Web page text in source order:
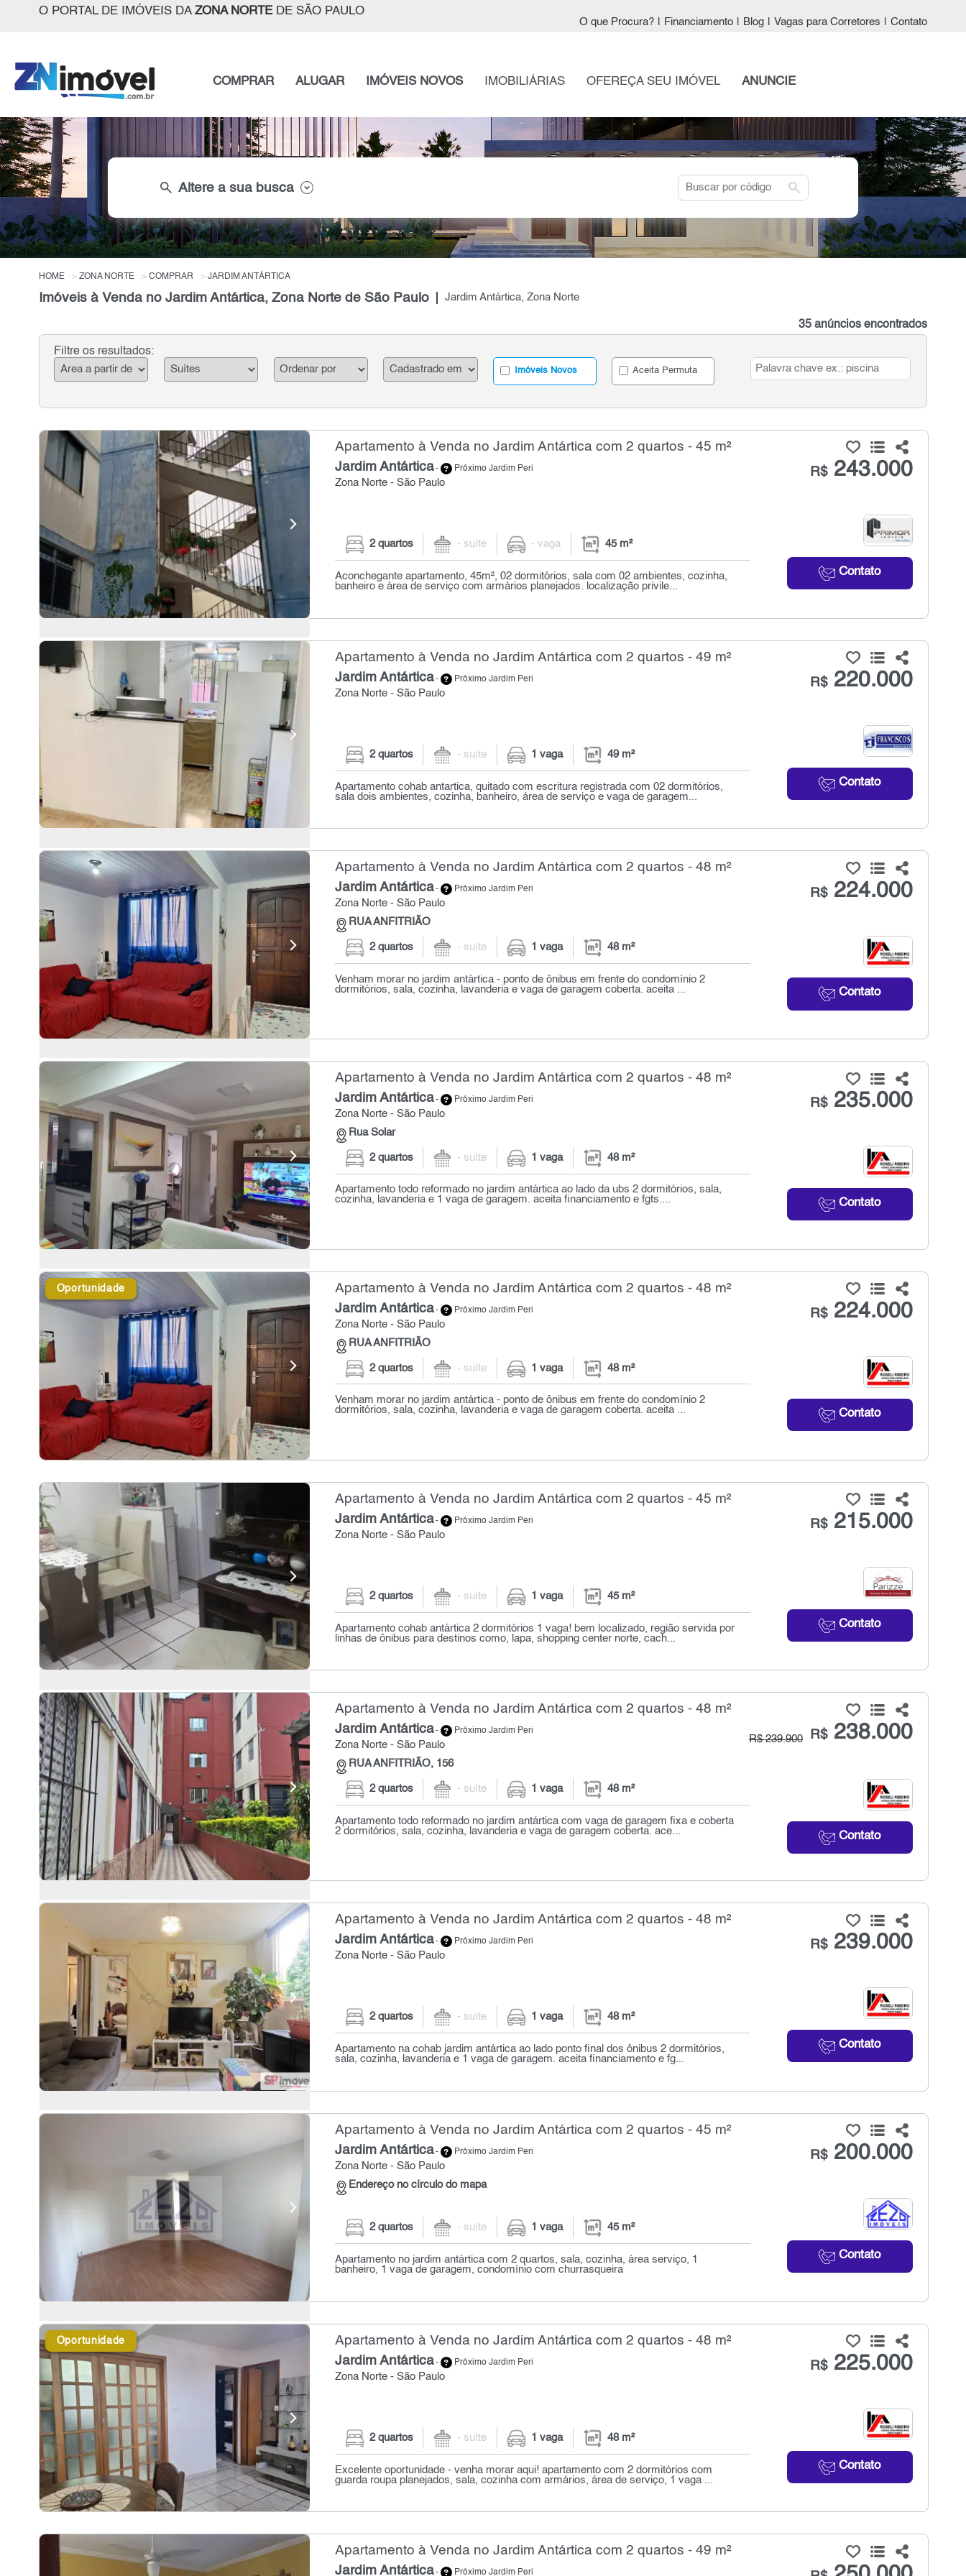
O PORTAL DE IMÓVEIS DA ZONA NORTEDE SÃO PAULO
O que Procura? Financiamento Blog Vagas para Corretores Contato
COMPRAR ALUGAR IMÓVEIS NOVOS IMOBILIÁRIAS OFEREÇA SEU IMÓVEL ANUNCIE
search Altere a sua busca search
HOME ZONA NORTE COMPRAR JARDIM ANTÁRTICA
Imóveis à Venda no Jardim Antártica, Zona Norte de São Paulo Jardim Antártica, Zona Norte
35 anúncios encontrados
Filtre os resultados:
Imóveis Novos Aceita Permuta
Apartamento à Venda no Jardim Antártica com 2 quartos - 45 m²
Jardim Antártica- Próximo Jardim Peri
Zona Norte - São Paulo
R$243.000
Contato
2 quartos - suíte - vaga 45 m²
Aconchegante apartamento, 45m², 02 dormitórios, sala com 02 ambientes, cozinha,
banheiro e área de serviço com armários planejados. localização privile...
Apartamento à Venda no Jardim Antártica com 2 quartos - 49 m²
Jardim Antártica- Próximo Jardim Peri
Zona Norte - São Paulo
R$220.000
Contato
2 quartos - suíte 1 vaga 49 m²
Apartamento cohab antartica, quitado com escritura registrada com 02 dormitórios,
sala dois ambientes, cozinha, banheiro, área de serviço e vaga de garagem...
Apartamento à Venda no Jardim Antártica com 2 quartos - 48 m²
Jardim Antártica- Próximo Jardim Peri
Zona Norte - São Paulo
RUA ANFITRIÃO
R$224.000
Contato
2 quartos - suíte 1 vaga 48 m²
Venham morar no jardim antártica - ponto de ônibus em frente do condomínio 2
dormitórios, sala, cozinha, lavanderia e vaga de garagem coberta. aceita ...
Apartamento à Venda no Jardim Antártica com 2 quartos - 48 m²
Jardim Antártica- Próximo Jardim Peri
Zona Norte - São Paulo
Rua Solar
R$235.000
Contato
2 quartos - suíte 1 vaga 48 m²
Apartamento todo reformado no jardim antártica ao lado da ubs 2 dormitórios, sala,
cozinha, lavanderia e 1 vaga de garagem. aceita financiamento e fgts....
Oportunidade Apartamento à Venda no Jardim Antártica com 2 quartos - 48 m²
Jardim Antártica- Próximo Jardim Peri
Zona Norte - São Paulo
RUA ANFITRIÃO
R$224.000
Contato
2 quartos - suíte 1 vaga 48 m²
Venham morar no jardim antártica - ponto de ônibus em frente do condomínio 2
dormitórios, sala, cozinha, lavanderia e vaga de garagem coberta. aceita ...
Apartamento à Venda no Jardim Antártica com 2 quartos - 45 m²
Jardim Antártica- Próximo Jardim Peri
Zona Norte - São Paulo
R$215.000
Contato
2 quartos - suíte 1 vaga 45 m²
Apartamento cohab antártica 2 dormitórios 1 vaga! bem localizado, região servida por
linhas de ônibus para destinos como, lapa, shopping center norte, cach...
Apartamento à Venda no Jardim Antártica com 2 quartos - 48 m²
Jardim Antártica- Próximo Jardim Peri
Zona Norte - São Paulo
RUA ANFITRIÃO, 156
R$238.000
R$ 239.900
Contato
2 quartos - suíte 1 vaga 48 m²
Apartamento todo reformado no jardim antártica com vaga de garagem fixa e coberta
2 dormitórios, sala, cozinha, lavanderia e vaga de garagem coberta. ace...
Apartamento à Venda no Jardim Antártica com 2 quartos - 48 m²
Jardim Antártica- Próximo Jardim Peri
Zona Norte - São Paulo
R$239.000
Contato
2 quartos - suíte 1 vaga 48 m²
Apartamento na cohab jardim antártica ao lado ponto final dos ônibus 2 dormitórios,
sala, cozinha, lavanderia e 1 vaga de garagem. aceita financiamento e fg...
Apartamento à Venda no Jardim Antártica com 2 quartos - 45 m²
Jardim Antártica- Próximo Jardim Peri
Zona Norte - São Paulo
Endereço no círculo do mapa
R$200.000
Contato
2 quartos - suíte 1 vaga 45 m²
Apartamento no jardim antártica com 2 quartos, sala, cozinha, área serviço, 1
banheiro, 1 vaga de garagem, condomínio com churrasqueira
Oportunidade Apartamento à Venda no Jardim Antártica com 2 quartos - 48 m²
Jardim Antártica- Próximo Jardim Peri
Zona Norte - São Paulo
R$225.000
Contato
2 quartos - suíte 1 vaga 48 m²
Excelente oportunidade - venha morar aqui! apartamento com 2 dormitórios com
guarda roupa planejados, sala, cozinha com armários, área de serviço, 1 vaga ...
Apartamento à Venda no Jardim Antártica com 2 quartos - 49 m²
Jardim Antártica- Próximo Jardim Peri